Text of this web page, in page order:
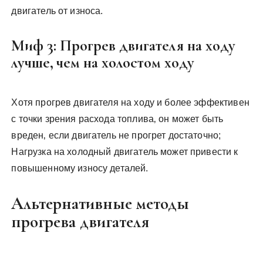
двигатель от износа.
Миф 3: Прогрев двигателя на ходу
лучше‚ чем на холостом ходу
Хотя прогрев двигателя на ходу и более эффективен
с точки зрения расхода топлива‚ он может быть
вреден‚ если двигатель не прогрет достаточно;
Нагрузка на холодный двигатель может привести к
повышенному износу деталей.
Альтернативные методы
прогрева двигателя